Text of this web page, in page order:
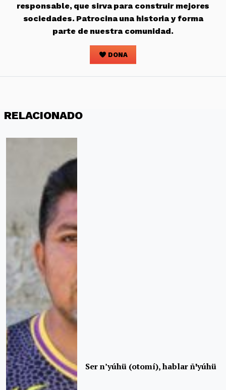
responsable, que sirva para construir mejores
sociedades. Patrocina una historia y forma
parte de nuestra comunidad.
DONA
RELACIONADO
Ser n’yúhü (otomí), hablar ñꞌyúhü